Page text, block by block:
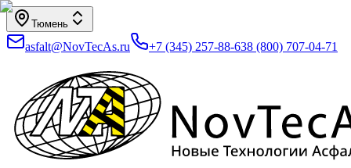
Тюмень
asfalt@NovTecAs.ru +7 (345) 257-88-638 (800) 707-04-71